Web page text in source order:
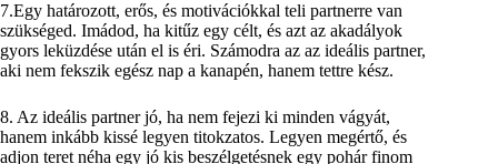
7.Egy határozott, erős, és motivációkkal teli partnerre van
szükséged. Imádod, ha kitűz egy célt, és azt az akadályok
gyors leküzdése után el is éri. Számodra az az ideális partner,
aki nem fekszik egész nap a kanapén, hanem tettre kész.
8. Az ideális partner jó, ha nem fejezi ki minden vágyát,
hanem inkább kissé legyen titokzatos. Legyen megértő, és
adjon teret néha egy jó kis beszélgetésnek egy pohár finom